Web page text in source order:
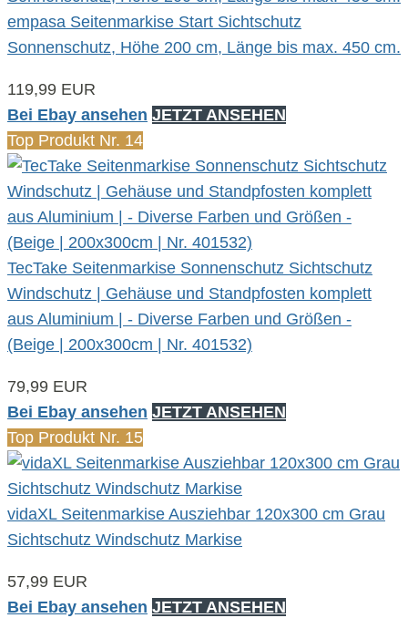
empasa Seitenmarkise Start Sichtschutz
Sonnenschutz, Höhe 200 cm, Länge bis max. 450 cm.
119,99 EUR
Bei Ebay ansehen JETZT ANSEHEN
Top Produkt Nr. 14
TecTake Seitenmarkise Sonnenschutz Sichtschutz
Windschutz | Gehäuse und Standpfosten komplett
aus Aluminium | - Diverse Farben und Größen -
(Beige | 200x300cm | Nr. 401532)
79,99 EUR
Bei Ebay ansehen JETZT ANSEHEN
Top Produkt Nr. 15
vidaXL Seitenmarkise Ausziehbar 120x300 cm Grau
Sichtschutz Windschutz Markise
57,99 EUR
Bei Ebay ansehen JETZT ANSEHEN